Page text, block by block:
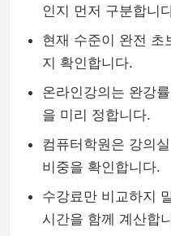
인지 먼저 구분합니
현재 수준이 완전 초
지 확인합니다.
온라인강의는 완강
을 미리 정합니다.
컴퓨터학원은 강의
비중을 확인합니다.
수강료만 비교하지
시간을 함께 계산합